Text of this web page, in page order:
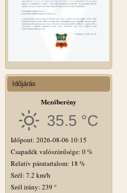
Időjárás
Mezőberény
35.5 °C
Időpont: 2026-08-06 10:15
Csapadék valószínűsége: 0 %
Relatív páratartalom: 18 %
Szél: 7.2 km/h
Szél irány: 239 °